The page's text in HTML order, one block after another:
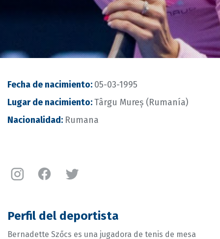
Fecha de nacimiento: 05-03-1995
Lugar de nacimiento:Târgu Mureș (Rumanía)
Nacionalidad: Rumana
Instagram
Facebook
Perfil del deportista
Bernadette Szőcs es una jugadora de tenis de mesa